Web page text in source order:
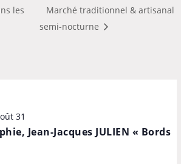
les
Marché traditionnel & artisanal
semi-nocturne
31
Jean-Jacques JULIEN « Bords